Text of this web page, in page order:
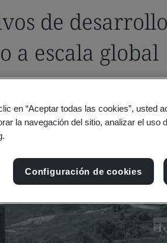
pueda
para
en “Aceptar todas las cookies”, usted
la navegación del sitio, analizar el
Configuración de cookies